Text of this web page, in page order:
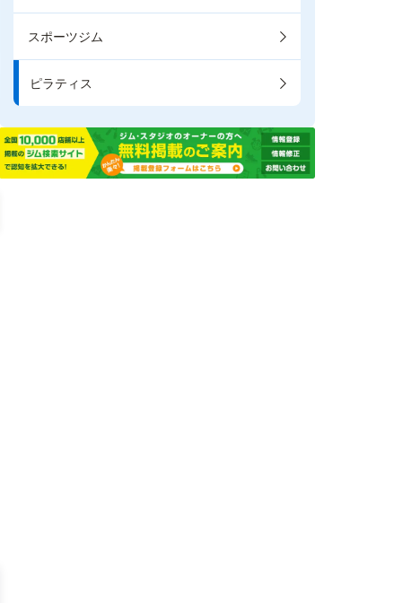
スポーツジム
ピラティス